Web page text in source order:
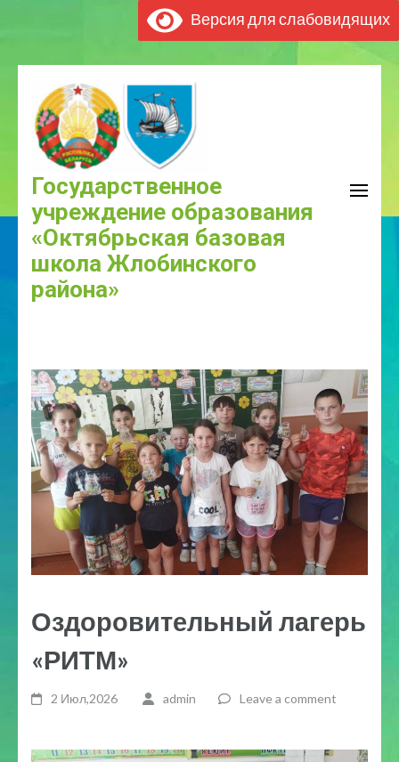
Версия для слабовидящих
Государственное
учреждение образования
«Октябрьская базовая
школа Жлобинского
района»
Оздоровительный лагерь
«РИТМ»
2 Июл,2026 admin Leave a comment